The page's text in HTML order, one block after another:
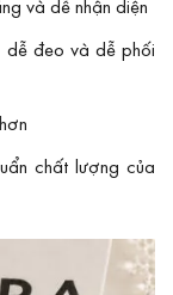
dễ đeo và dễ phối
chất lượng của